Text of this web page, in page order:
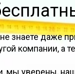
знаете даже
компании, а
мы уверены,